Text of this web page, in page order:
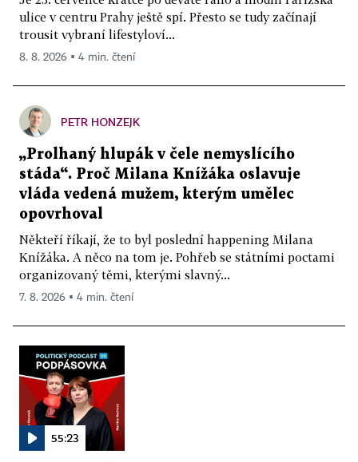
ulice v centru Prahy ještě spí. Přesto se tudy začínají
trousit vybraní lifestyloví...
8. 8. 2026 ▪ 4 min. čtení
PETR HONZEJK
„Prolhaný hlupák v čele nemyslícího
stáda“. Proč Milana Knížáka oslavuje
vláda vedená mužem, kterým umělec
opovrhoval
Někteří říkají, že to byl poslední happening Milana
Knížáka. A něco na tom je. Pohřeb se státními poctami
organizovaný těmi, kterými slavný...
7. 8. 2026 ▪ 4 min. čtení
55:23